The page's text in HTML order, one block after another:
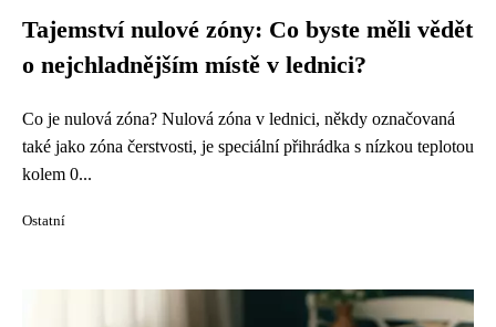
Tajemství nulové zóny: Co byste měli vědět
o nejchladnějším místě v lednici?
Co je nulová zóna? Nulová zóna v lednici, někdy označovaná
také jako zóna čerstvosti, je speciální přihrádka s nízkou teplotou
kolem 0...
Ostatní